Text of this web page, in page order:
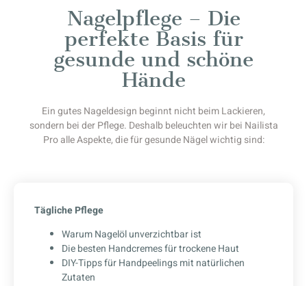
Nagelpflege – Die
perfekte Basis für
gesunde und schöne
Hände
Ein gutes Nageldesign beginnt nicht beim Lackieren,
sondern bei der Pflege. Deshalb beleuchten wir bei Nailista
Pro alle Aspekte, die für gesunde Nägel wichtig sind:
Tägliche Pflege
Warum Nagelöl unverzichtbar ist
Die besten Handcremes für trockene Haut
DIY-Tipps für Handpeelings mit natürlichen
Zutaten